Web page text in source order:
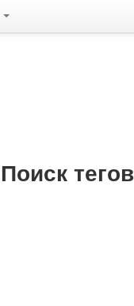
Поиск тегов